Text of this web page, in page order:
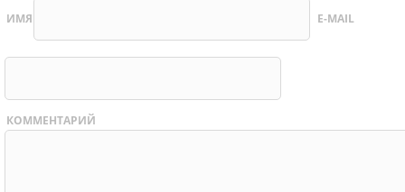
ИМЯ E-MAIL
КОММЕНТАРИЙ